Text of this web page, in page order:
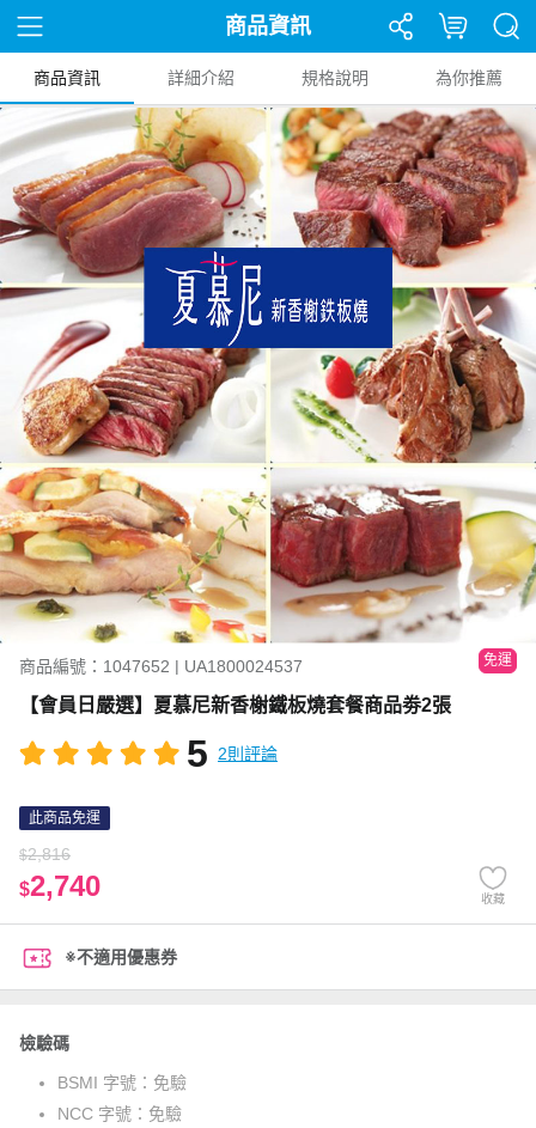
商品資訊
商品資訊 詳細介紹 規格說明 為你推薦
商品編號：1047652 | UA1800024537 免運
【會員日嚴選】夏慕尼新香榭鐵板燒套餐商品劵2張
5 2則評論
此商品免運
$2,816
$2,740 收藏
※不適用優惠券
檢驗碼
BSMI 字號： 免驗
NCC 字號： 免驗